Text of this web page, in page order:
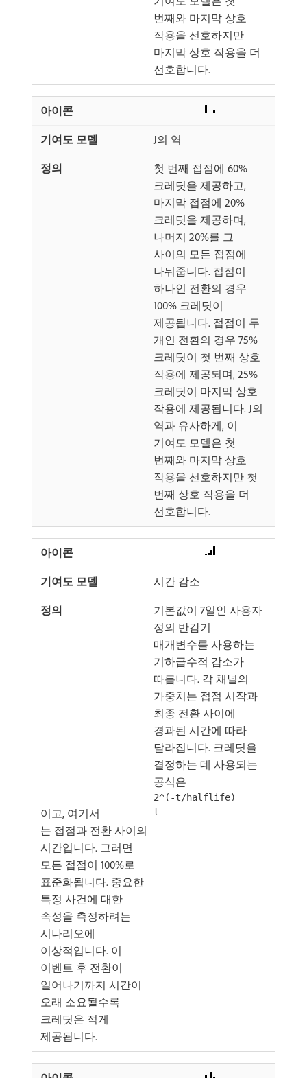
번째와 마지막 상호
작용을 선호하지만
마지막 상호 작용을 더
선호합니다.
J의 역
첫 번째 접점에 60%
크레딧을 제공하고,
마지막 접점에 20%
크레딧을 제공하며,
나머지 20%를 그
사이의 모든 접점에
나눠줍니다. 접점이
하나인 전환의 경우
100% 크레딧이
제공됩니다. 접점이 두
개인 전환의 경우 75%
크레딧이 첫 번째 상호
작용에 제공되며, 25%
크레딧이 마지막 상호
작용에 제공됩니다. J의
역과 유사하게, 이
기여도 모델은 첫
번째와 마지막 상호
작용을 선호하지만 첫
번째 상호 작용을 더
선호합니다.
시간 감소
기본값이 7일인 사용자
정의 반감기
매개변수를 사용하는
기하급수적 감소가
따릅니다. 각 채널의
가중치는 접점 시작과
최종 전환 사이에
경과된 시간에 따라
달라집니다. 크레딧을
결정하는 데 사용되는
공식은
2^(-t/halflife)
이고, 여기서 t
는 접점과 전환 사이의
시간입니다. 그러면
모든 접점이 100%로
표준화됩니다. 중요한
특정 사건에 대한
속성을 측정하려는
시나리오에
이상적입니다. 이
이벤트 후 전환이
일어나기까지 시간이
오래 소요될수록
크레딧은 적게
제공됩니다.